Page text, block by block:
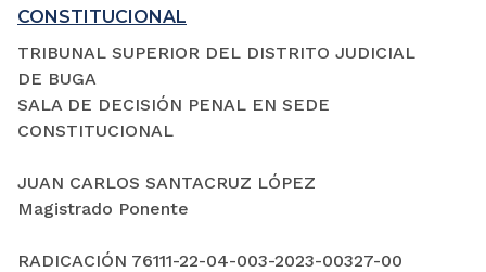
CONSTITUCIONAL
TRIBUNAL SUPERIOR DEL DISTRITO JUDICIAL
DE BUGA
SALA DE DECISIÓN PENAL EN SEDE
CONSTITUCIONAL
JUAN CARLOS SANTACRUZ LÓPEZ
Magistrado Ponente
RADICACIÓN 76111-22-04-003-2023-00327-00